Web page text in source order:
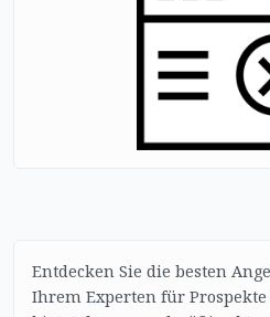
Entdecken Sie die besten
Ihrem Experten für